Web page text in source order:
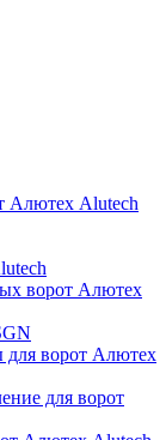
Алютех Alutech
ворот Алютех
для ворот Алютех
для ворот